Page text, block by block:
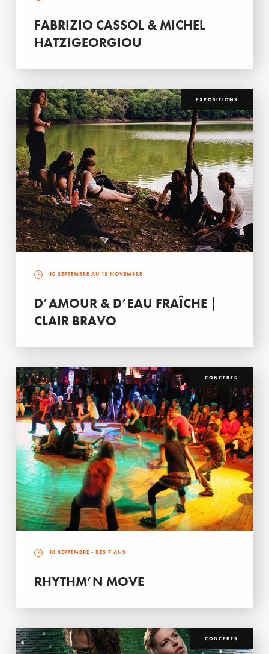
FABRIZIO CASSOL & MICHEL
HATZIGEORGIOU
EXPOSITIONS
10 SEPTEMBRE AU 15 NOVEMBRE
D’AMOUR & D’EAU FRAÎCHE |
CLAIR BRAVO
CONCERTS
10 SEPTEMBRE - DÈS 7 ANS
RHYTHM’N MOVE
CONCERTS